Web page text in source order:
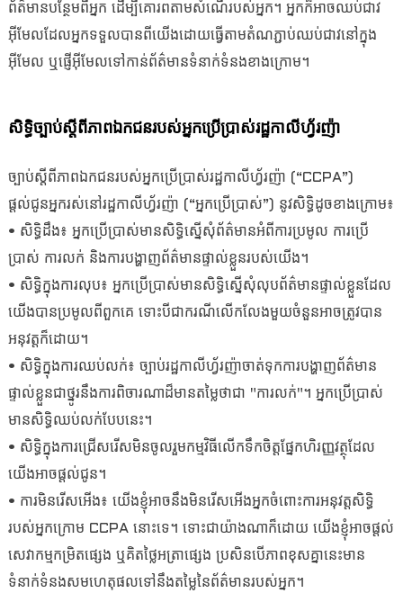
ព័ត៌មានបន្ថែមពីអ្នក ដើម្បីគោរពតាមសំណើរបស់អ្នក។ អ្នកក៏អាចឈប់ជាវ
អ៊ីមែលដែលអ្នកទទួលបានពីយើងដោយធ្វើតាមតំណភ្ជាប់ឈប់ជាវនៅក្នុង
អ៊ីមែល ឬផ្ញើអ៊ីមែលទៅកាន់ព័ត៌មានទំនាក់ទំនងខាងក្រោម។
សិទ្ធិច្បាប់ស្តីពីភាពឯកជនរបស់អ្នកប្រើប្រាស់រដ្ឋកាលីហ្វ័រញ៉ា
ច្បាប់ស្តីពីភាពឯកជនរបស់អ្នកប្រើប្រាស់រដ្ឋកាលីហ្វ័រញ៉ា (“CCPA”)
ផ្តល់ជូនអ្នករស់នៅរដ្ឋកាលីហ្វ័រញ៉ា (“អ្នកប្រើប្រាស់”) នូវសិទ្ធិដូចខាងក្រោម៖
• សិទ្ធិដឹង៖ អ្នកប្រើប្រាស់មានសិទ្ធិស្នើសុំព័ត៌មានអំពីការប្រមូល ការប្រើ
ប្រាស់ ការលក់ និងការបង្ហាញព័ត៌មានផ្ទាល់ខ្លួនរបស់យើង។
• សិទ្ធិក្នុងការលុប៖ អ្នកប្រើប្រាស់មានសិទ្ធិស្នើសុំលុបព័ត៌មានផ្ទាល់ខ្លួនដែល
យើងបានប្រមូលពីពួកគេ ទោះបីជាករណីលើកលែងមួយចំនួនអាចត្រូវបាន
អនុវត្តក៏ដោយ។
• សិទ្ធិក្នុងការឈប់លក់៖ ច្បាប់រដ្ឋកាលីហ្វ័រញ៉ាចាត់ទុកការបង្ហាញព័ត៌មាន
ផ្ទាល់ខ្លួនជាថ្នូរនឹងការពិចារណាដ៏មានតម្លៃថាជា "ការលក់"។ អ្នកប្រើប្រាស់
មានសិទ្ធិឈប់លក់បែបនេះ។
• សិទ្ធិក្នុងការជ្រើសរើសមិនចូលរួមកម្មវិធីលើកទឹកចិត្តផ្នែកហិរញ្ញវត្ថុដែល
យើងអាចផ្តល់ជូន។
• ការមិនរើសអើង៖ យើងខ្ញុំអាចនឹងមិនរើសអើងអ្នកចំពោះការអនុវត្តសិទ្ធិ
របស់អ្នកក្រោម CCPA នោះទេ។ ទោះជាយ៉ាងណាក៏ដោយ យើងខ្ញុំអាចផ្តល់
សេវាកម្មកម្រិតផ្សេង ឬគិតថ្លៃអត្រាផ្សេង ប្រសិនបើភាពខុសគ្នានេះមាន
ទំនាក់ទំនងសមហេតុផលទៅនឹងតម្លៃនៃព័ត៌មានរបស់អ្នក។